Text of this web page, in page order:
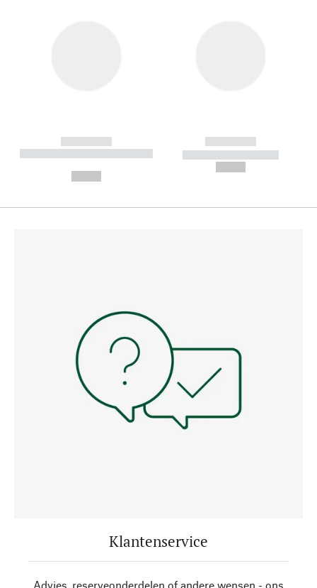
------------
----------- ----------- --------
------------
----------- -----------
Klantenservice
Advies, reserveonderdelen of andere wensen - ons